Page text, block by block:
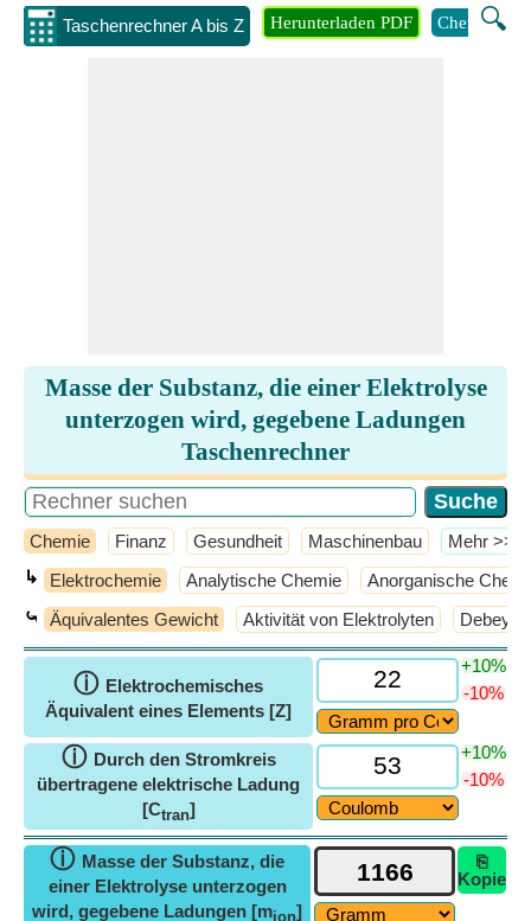
Taschenrechner A bis Z 🔍
Herunterladen PDF Chemie
Masse der Substanz, die einer Elektrolyse
unterzogen wird, gegebene Ladungen
Taschenrechner
Chemie Finanz Gesundheit Maschinenbau ​Mehr >>
↳ Elektrochemie Analytische Chemie Anorganische
⤿ Äquivalentes Gewicht Aktivität von Elektrolyten Debey
ⓘ Elektrochemisches
Äquivalent eines Elements [Z]
+10%
-10%
ⓘ Durch den Stromkreis
übertragene elektrische Ladung
[Ctran]
+10%
-10%
ⓘ Masse der Substanz, die
einer Elektrolyse unterzogen
wird, gegebene Ladungen [mion]
⎘
Kopie